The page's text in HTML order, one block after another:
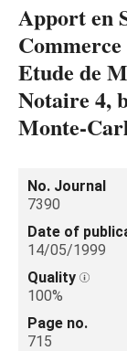
Apport en
Etude de
Notaire 4,
Monte-
No. Journal
7390
Date of
14/05/1999
Quality
100%
Page no.
715